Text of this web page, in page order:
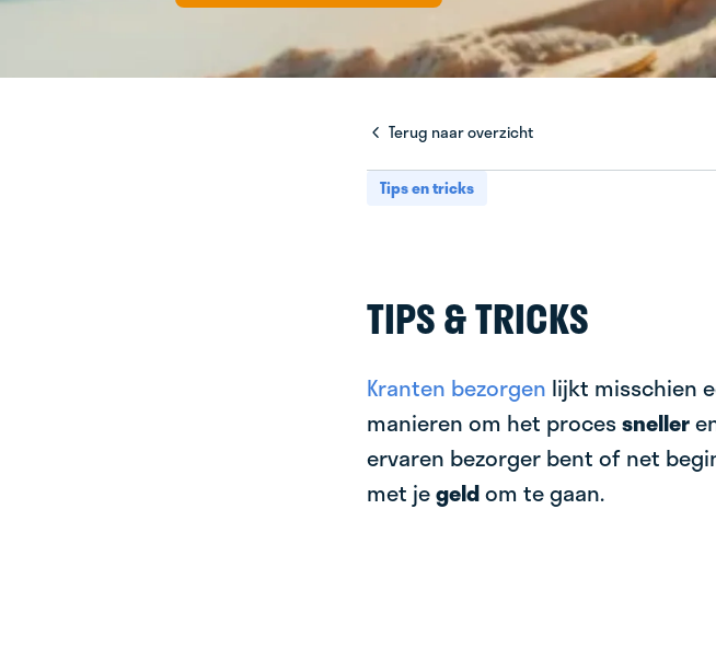
Terug naar overzicht
Tips en tricks
TIPS & TRICKS
Kranten bezorgen lijkt misschien
manieren om het proces sneller
ervaren bezorger bent of net
met jegeldom te gaan.